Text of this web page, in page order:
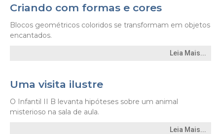
Criando com formas e cores
Blocos geométricos coloridos se transformam em objetos
encantados.
Leia Mais...
Uma visita ilustre
O Infantil II B levanta hipóteses sobre um animal
misterioso na sala de aula.
Leia Mais...